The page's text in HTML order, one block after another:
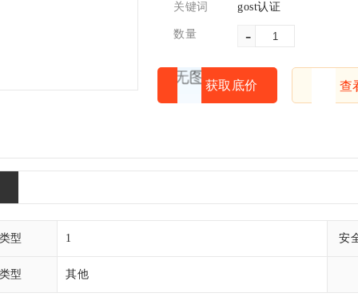
关键词 gost认证
数量 -
获取底价 查
型 1 安
型 其他